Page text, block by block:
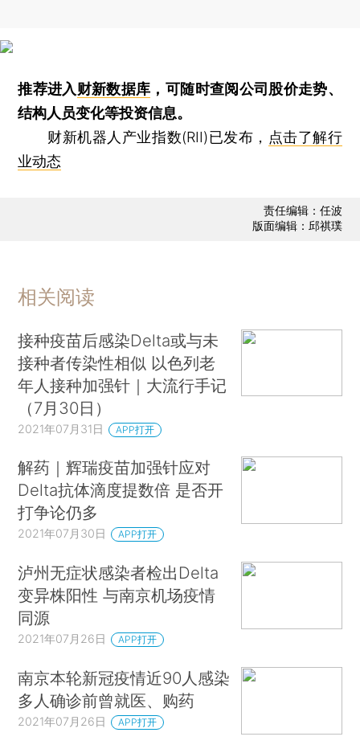
推荐进入财新数据库 ，可随时查阅公司股价走势、
结构人员变化等投资信息。
财新机器人产业指数(RII)已发布， 点击了解行
业动态
责任编辑：任波
版面编辑：邱祺璞
相关阅读
接种疫苗后感染Delta或与未
接种者传染性相似 以色列老
年人接种加强针｜大流行手记
（7月30日）
2021年07月31日 APP打开
解药｜辉瑞疫苗加强针应对
Delta抗体滴度提数倍 是否开
打争论仍多
2021年07月30日 APP打开
泸州无症状感染者检出Delta
变异株阳性 与南京机场疫情
同源
2021年07月26日 APP打开
南京本轮新冠疫情近90人感染
多人确诊前曾就医、购药
2021年07月26日 APP打开